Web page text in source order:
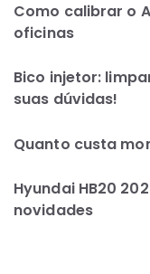
Como calibrar o
oficinas
Bico injetor:
suas dúvidas!
Quanto custa
Hyundai HB20
novidades